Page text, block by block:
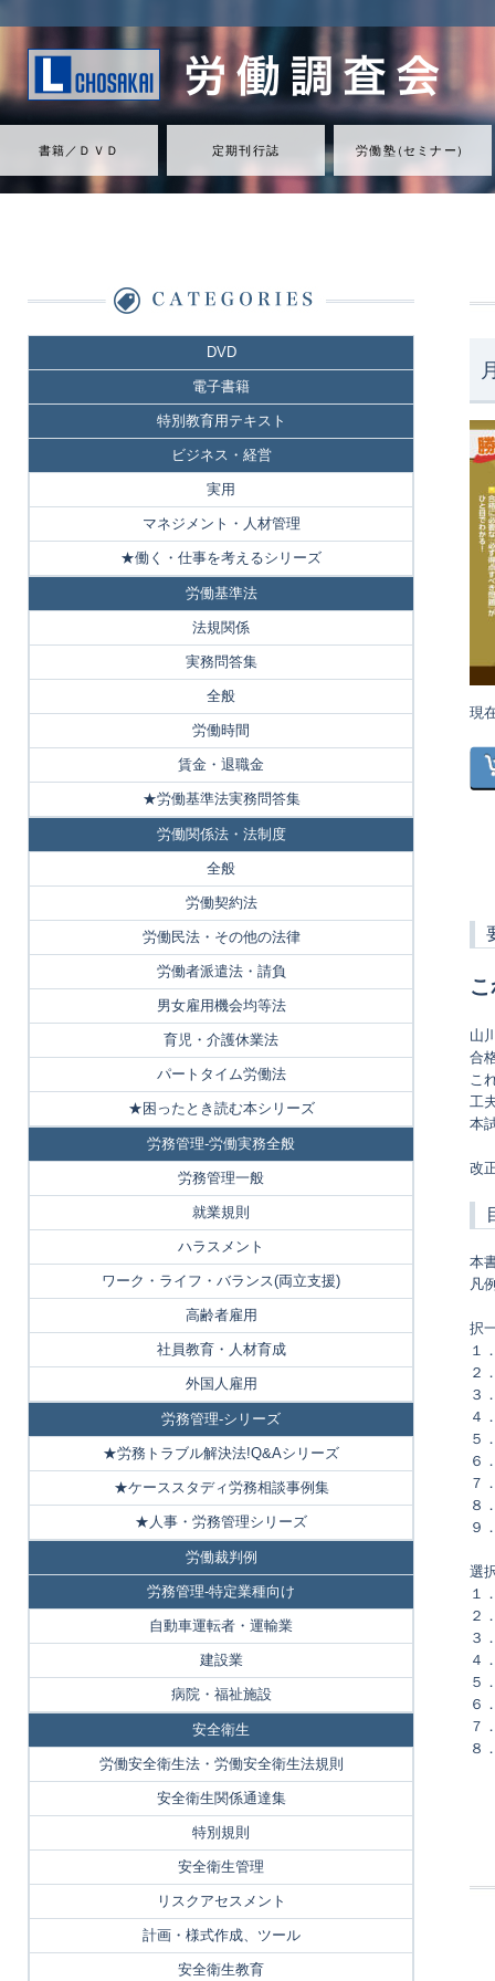
書籍／ＤＶＤ 定期刊行誌 労働塾（セミナ ー ）
現
山
合
こ
工
本
改
本
凡
択
１
２
３
４
５
６
７
８
９
選
１
２
３
４
５
６
７
８
DVD
電子書籍
特別教育用テキスト
ビジネス・経営
実用
マネジメント・人材管理
★働く・仕事を考えるシリーズ
労働基準法
法規関係
実務問答集
全般
労働時間
賃金・退職金
★労働基準法実務問答集
労働関係法・法制度
全般
労働契約法
労働民法・その他の法律
労働者派遣法・請負
男女雇用機会均等法
育児・介護休業法
パートタイム労働法
★困ったとき読む本シリーズ
労務管理-労働実務全般
労務管理一般
就業規則
ハラスメント
ワーク・ライフ・バランス(両立支援)
高齢者雇用
社員教育・人材育成
外国人雇用
労務管理-シリーズ
★労務トラブル解決法!Q&Aシリーズ
★ケーススタディ労務相談事例集
★人事・労務管理シリーズ
労働裁判例
労務管理-特定業種向け
自動車運転者・運輸業
建設業
病院・福祉施設
安全衛生
労働安全衛生法・労働安全衛生法規則
安全衛生関係通達集
特別規則
安全衛生管理
リスクアセスメント
計画・様式作成、ツール
安全衛生教育